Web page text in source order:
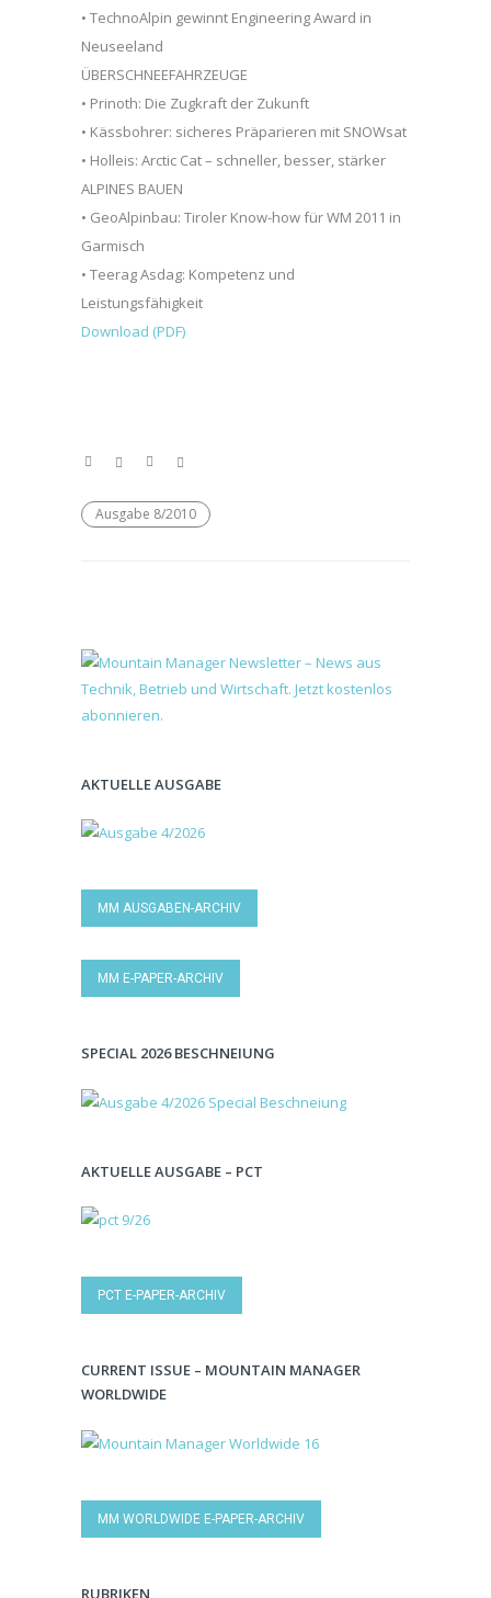
• TechnoAlpin gewinnt Engineering Award in
Neuseeland
ÜBERSCHNEEFAHRZEUGE
• Prinoth: Die Zugkraft der Zukunft
• Kässbohrer: sicheres Präparieren mit SNOWsat
• Holleis: Arctic Cat – schneller, besser, stärker
ALPINES BAUEN
• GeoAlpinbau: Tiroler Know-how für WM 2011 in
Garmisch
• Teerag Asdag: Kompetenz und
Leistungsfähigkeit
Download (PDF)
Ausgabe 8/2010
AKTUELLE AUSGABE
MM AUSGABEN-ARCHIV
MM E-PAPER-ARCHIV
SPECIAL 2026 BESCHNEIUNG
AKTUELLE AUSGABE – PCT
PCT E-PAPER-ARCHIV
CURRENT ISSUE – MOUNTAIN MANAGER
WORLDWIDE
MM WORLDWIDE E-PAPER-ARCHIV
RUBRIKEN